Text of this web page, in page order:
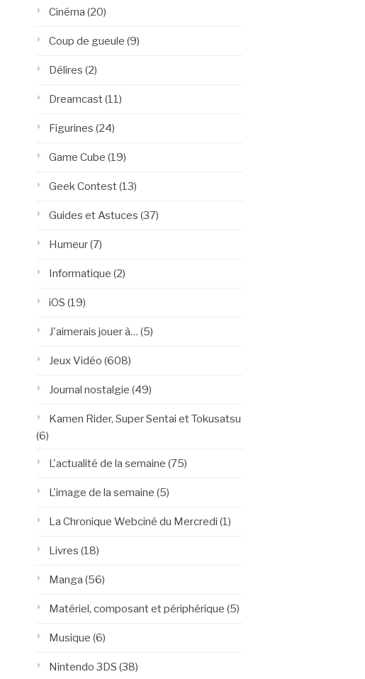
Cinéma (20)
Coup de gueule (9)
Délires (2)
Dreamcast(11)
Figurines (24)
Game Cube (19)
Geek Contest(13)
Guides et Astuces (37)
Humeur(7)
Informatique (2)
iOS (19)
J'aimerais jouer à… (5)
Jeux Vidéo (608)
Journal nostalgie (49)
Kamen Rider, Super Sentai et Tokusatsu
(6)
L'actualité de la semaine (75)
L'image de la semaine (5)
La Chronique Webciné du Mercredi (1)
Livres (18)
Manga (56)
Matériel, composant et périphérique (5)
Musique (6)
Nintendo 3DS (38)